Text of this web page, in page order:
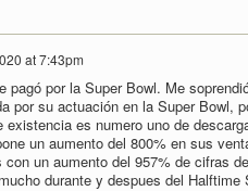
at 7:43pm
por la Super Bowl. Me
por su actuación en la Super Bowl,
es numero uno de
un aumento del 800% en sus
un aumento del 957% de cifras
durante y despues del Halftime